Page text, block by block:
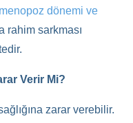
menopoz dönemi ve
rahim sarkması
Verir Mi?
zarar verebilir.